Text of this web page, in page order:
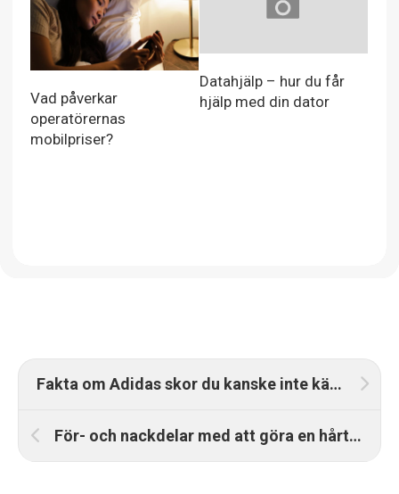
Vad påverkar
operatörernas
mobilpriser?
Datahjälp – hur du får
hjälp med din dator
Fakta om Adidas skor du kanske inte kände till
För- och nackdelar med att göra en hårtransplantation